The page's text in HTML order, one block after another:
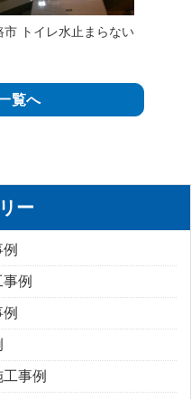
市 トイレ水止まらない
覧へ
ー
例
事例